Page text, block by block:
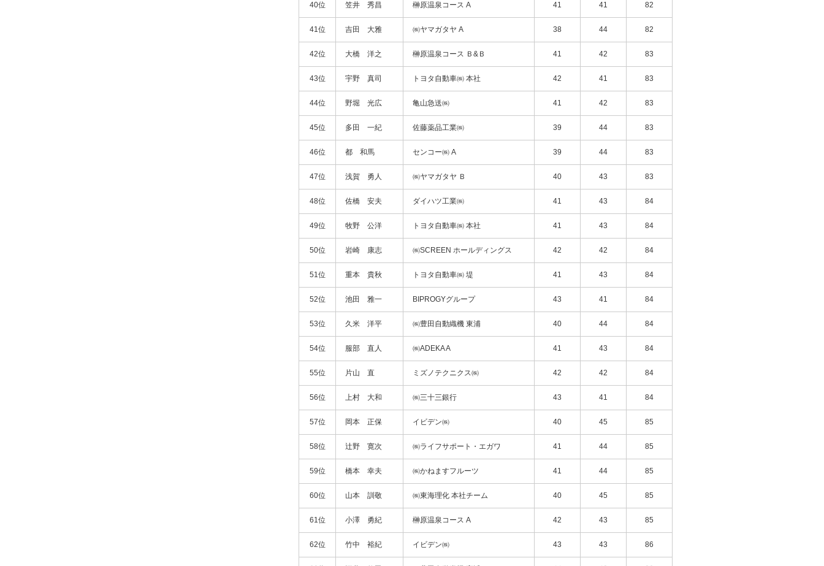
40位 笠井 秀昌 榊原温泉コース A 41 41 82
41位 吉田 大雅 ㈱ヤマガタヤ A 38 44 82
42位 大橋 洋之 榊原温泉コース Ｂ&Ｂ 41 42 83
43位 宇野 真司 トヨタ自動車㈱ 本社 42 41 83
44位 野堀 光広 亀山急送㈱ 41 42 83
45位 多田 一紀 佐藤薬品工業㈱ 39 44 83
46位 都 和馬 センコー㈱ A 39 44 83
47位 浅賀 勇人 ㈱ヤマガタヤ Ｂ 40 43 83
48位 佐橋 安夫 ダイハツ工業㈱ 41 43 84
49位 牧野 公洋 トヨタ自動車㈱ 本社 41 43 84
50位 岩崎 康志 ㈱SCREEN ホールディングス 42 42 84
51位 重本 貴秋 トヨタ自動車㈱ 堤 41 43 84
52位 池田 雅一 BIPROGYグループ 43 41 84
53位 久米 洋平 ㈱豊田自動織機 東浦 40 44 84
54位 服部 直人 ㈱ADEKA A 41 43 84
55位 片山 直 ミズノテクニクス㈱ 42 42 84
56位 上村 大和 ㈱三十三銀行 43 41 84
57位 岡本 正保 イビデン㈱ 40 45 85
58位 辻野 寛次 ㈱ライフサポート・エガワ 41 44 85
59位 橋本 幸夫 ㈱かねますフルーツ 41 44 85
60位 山本 訓敬 ㈱東海理化 本社チーム 40 45 85
61位 小澤 勇紀 榊原温泉コース A 42 43 85
62位 竹中 裕紀 イビデン㈱ 43 43 86